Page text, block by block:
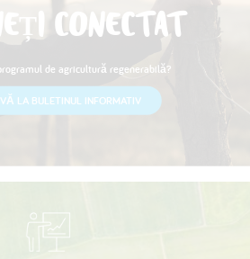
CONECTAT
de agricultură regenerabilă?
LA BULETINUL INFORMATIV